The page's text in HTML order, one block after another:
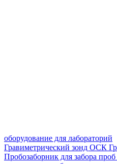
оборудование для лабораторий
Гравиметрический зонд ОСК
Пробозаборник для забора проб